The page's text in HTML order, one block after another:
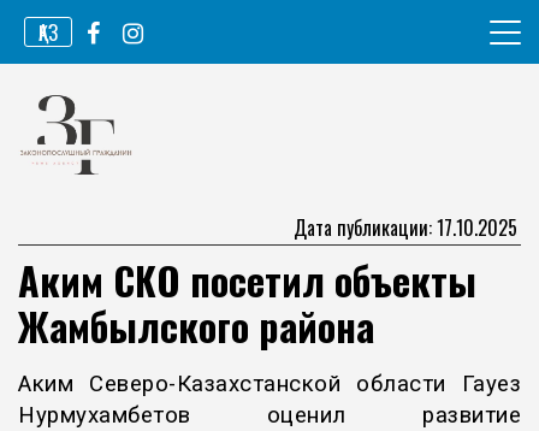
Перейти
содержимому
ҚАЗ
Законопослушный гражданин
Дата публикации: 17.10.2025
Аким СКО посетил объекты
Жамбылского района
Аким Северо-Казахстанской области Гауез
Нурмухамбетов оценил развитие